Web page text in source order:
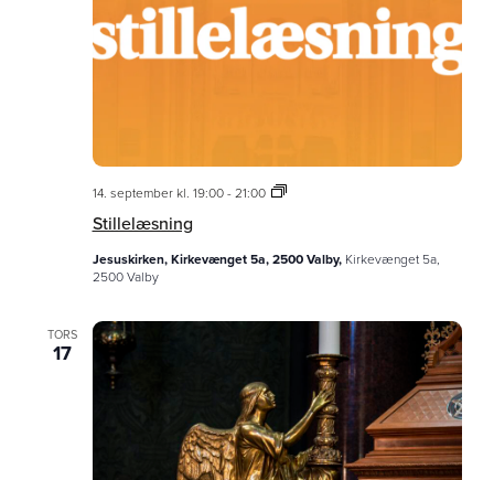
Stillelæsning
14. september kl. 19:00-21:00 Stillelæsning
Jesuskirken, Kirkevænget 5a, 2500 Valby, Kirkevænget 5a,
2500 Valby
TORS
17